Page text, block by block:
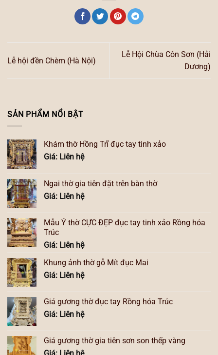
SẢN PHẨM NỔI BẬT
Khám thờ Hồng Trĩ đục tay tinh xảo
Giá: Liên hệ
Ngai thờ gia tiên đặt trên bàn thờ
Giá: Liên hệ
Mẫu Ỷ thờ CỰC ĐẸP đục tay tinh xảo Rồng hóa
Trúc
Giá: Liên hệ
Khung ảnh thờ gỗ Mít đục Mai
Giá: Liên hệ
Giá gương thờ đục tay Rồng hóa Trúc
Giá: Liên hệ
Giá gương thờ gia tiên sơn son thếp vàng
Lễ hội đền Chèm (Hà Nội)
Lễ Hội Chùa Côn Sơn (Hải
Dương)